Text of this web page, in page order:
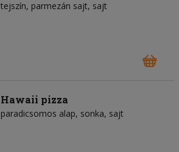
tejszín parmezán sajt sajt
Hawaii pizza
paradicsomos alap sonka sajt